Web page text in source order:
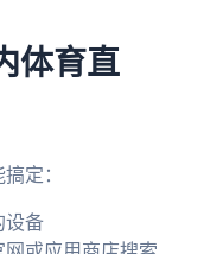
体育直
定：
设备